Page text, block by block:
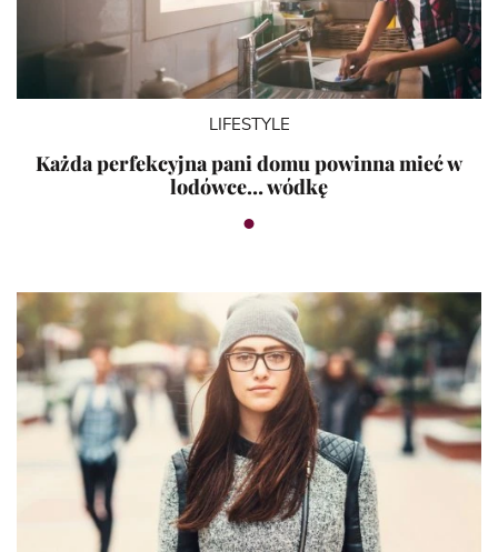
LIFESTYLE
Każda perfekcyjna pani domu powinna mieć w
lodówce… wódkę